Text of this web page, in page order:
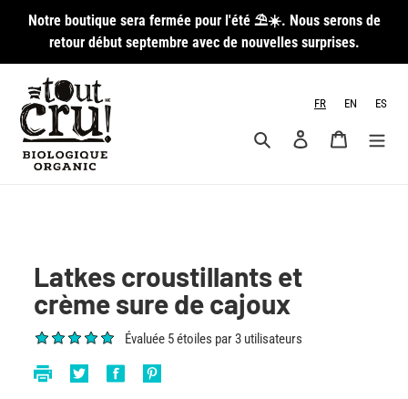
Passer
contenu
Notre boutique sera fermée pour l'été ⛱️☀️. Nous serons de
retour début septembre avec de nouvelles surprises.
FR EN ES
RechercherSe connecter
Panier
Latkes croustillants et
crème sure de cajoux
Évaluée 5 étoiles par 3 utilisateurs